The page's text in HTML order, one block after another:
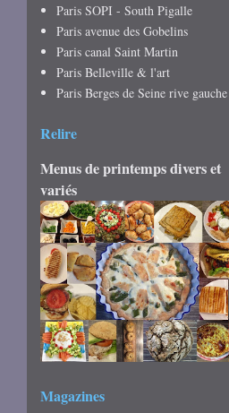
Paris SOPI - South Pigalle
Paris avenue des Gobelins
Paris canal Saint Martin
Paris Belleville & l'art
Paris Berges de Seine rive gauche
Relire
Menus de printemps divers et
variés
Magazines